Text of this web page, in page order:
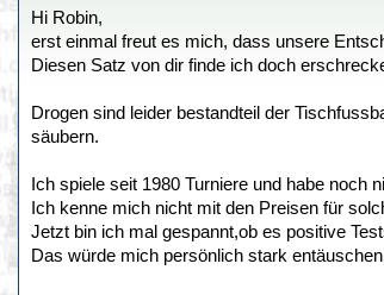
Hi Robin,
erst einmal freut es mich, dass unsere
Diesen Satz von dir finde ich doch
Drogen sind leider bestandteil der
säubern.
Ich spiele seit 1980 Turniere und habe noch
Ich kenne mich nicht mit den Preisen für
Jetzt bin ich mal gespannt,ob es positive
Das würde mich persönlich stark